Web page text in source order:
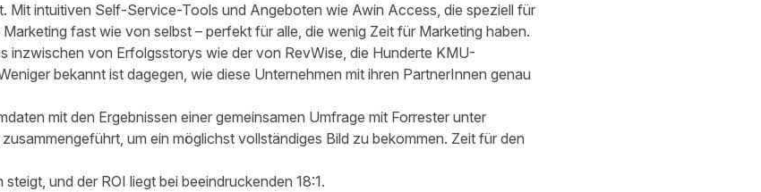
Mit intuitiven Self-Service-Tools und Angeboten wie Awin Access, die speziell für
fast wie von selbst – perfekt für alle, die wenig Zeit für Marketing haben.
inzwischen von Erfolgsstorys wie der von RevWise, die Hunderte KMU-
bekannt ist dagegen, wie diese Unternehmen mit ihren PartnerInnen genau
mit den Ergebnissen einer gemeinsamen Umfrage mit Forresterunter
um ein möglichst vollständiges Bild zu bekommen. Zeit für den
und der ROI liegt bei beeindruckenden 18:1.